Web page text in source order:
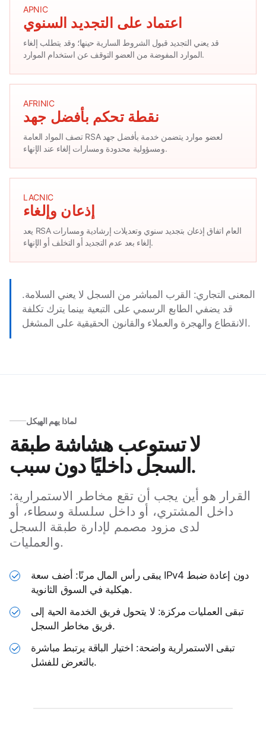
APNIC
اعتماد على التجديد السنوي
قد يعني التجديد قبول الشروط السارية حينها؛ وقد يتطلب إلغاء
الموارد المفوضة من العضو التوقف عن استخدام الموارد.
AFRINIC
نقطة تحكم بأفضل جهد
تصف المواد العامة RSA لعضو موارد يتضمن خدمة بأفضل جهد
ومسؤولية محدودة ومسارات إلغاء عند الإنهاء.
LACNIC
إذعان وإلغاء
يعد RSA العام اتفاق إذعان بتجديد سنوي وتعديلات إرشادية ومسارات
إلغاء بعد عدم التجديد أو التخلف أو الإنهاء.
المعنى التجاري: القرب المباشر من السجل لا يعني السلامة.
قد يضفي الطابع الرسمي على التبعية بينما يترك تكلفة
الانقطاع والهجرة والعملاء والقانون الحقيقية على المشغل.
لماذا يهم الهيكل
لا تستوعب هشاشة طبقة
السجل داخليًا دون سبب.
القرار هو أين يجب أن تقع مخاطر الاستمرارية:
داخل المشتري، أو داخل سلسلة وسطاء، أو
لدى مزود مصمم لإدارة طبقة السجل
والعمليات.
✓
يبقى رأس المال مرنًا: أضف سعة IPv4 دون إعادة ضبط
هيكلية في السوق الثانوية.
✓
تبقى العمليات مركزة: لا يتحول فريق الخدمة الحية إلى
فريق مخاطر السجل.
✓
تبقى الاستمرارية واضحة: اختيار الباقة يرتبط مباشرة
بالتعرض للفشل.